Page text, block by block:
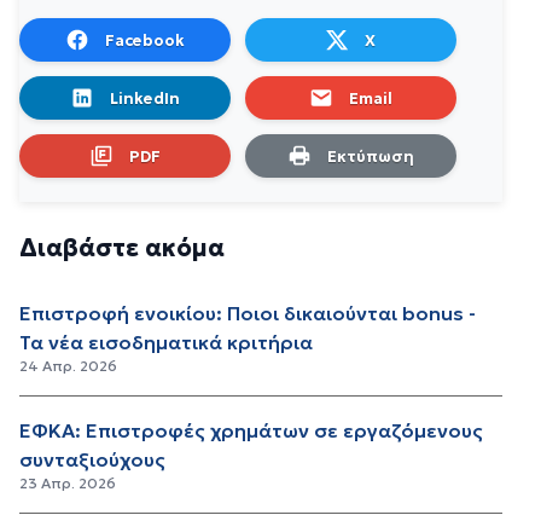
Facebook X
LinkedIn Email
PDF Εκτύπωση
Διαβάστε ακόμα
Επιστροφή ενοικίου: Ποιοι δικαιούνται bonus -
Τα νέα εισοδηματικά κριτήρια
24 Απρ. 2026
ΕΦΚΑ: Επιστροφές χρημάτων σε εργαζόμενους
συνταξιούχους
23 Απρ. 2026